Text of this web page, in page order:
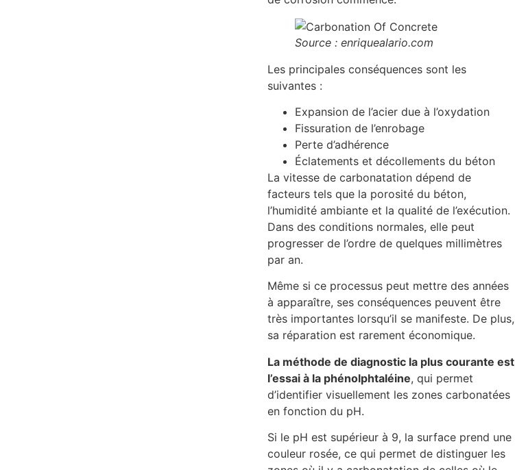
Source : enriquealario.com
Les principales conséquences sont les
suivantes :
Expansion de l’acier due à l’oxydation
Fissuration de l’enrobage
Perte d’adhérence
Éclatements et décollements du béton
La vitesse de carbonatation dépend de
facteurs tels que la porosité du béton,
l’humidité ambiante et la qualité de l’exécution.
Dans des conditions normales, elle peut
progresser de l’ordre de quelques millimètres
par an.
Même si ce processus peut mettre des années
à apparaître, ses conséquences peuvent être
très importantes lorsqu’il se manifeste. De plus,
sa réparation est rarement économique.
La méthode de diagnostic la plus courante est
l’essai à la phénolphtaléine, qui permet
d’identifier visuellement les zones carbonatées
en fonction du pH.
Si le pH est supérieur à 9, la surface prend une
couleur rosée, ce qui permet de distinguer les